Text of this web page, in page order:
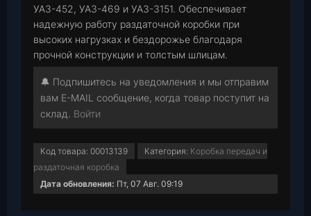
УАЗ-452, УАЗ-469 и УАЗ-3151. Обеспечивает
надежную работу раздаточной коробки при
высоких нагрузках и бездорожье благодаря
прочной конструкции и толстым шлицам.
🔔 Подпишитесь на уведомления и мы отправим
вам E-MAIL сообщение, когда товар поступит на
склад. Войти
Код товара: 00013139 Категория: Коробка передач и
раздаточная коробка
Дата обновления: Пт, 07 Авг. 09:19